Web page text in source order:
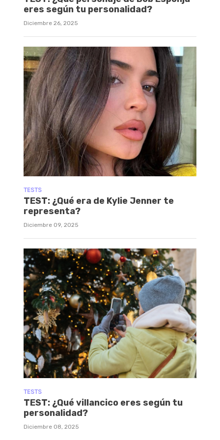
eres según tu personalidad?
Diciembre 26, 2025
TESTS
TEST: ¿Qué era de Kylie Jenner te
representa?
Diciembre 09, 2025
TESTS
TEST: ¿Qué villancico eres según tu
personalidad?
Diciembre 08, 2025